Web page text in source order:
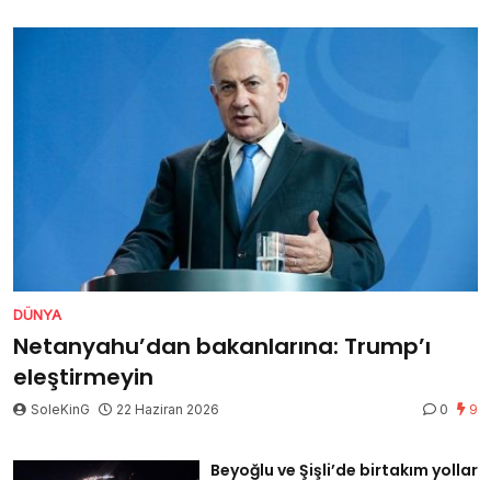
DÜNYA
Netanyahu’dan bakanlarına: Trump’ı
eleştirmeyin
SoleKinG 22 Haziran 2026 0 9
Beyoğlu ve Şişli’de birtakım yollar